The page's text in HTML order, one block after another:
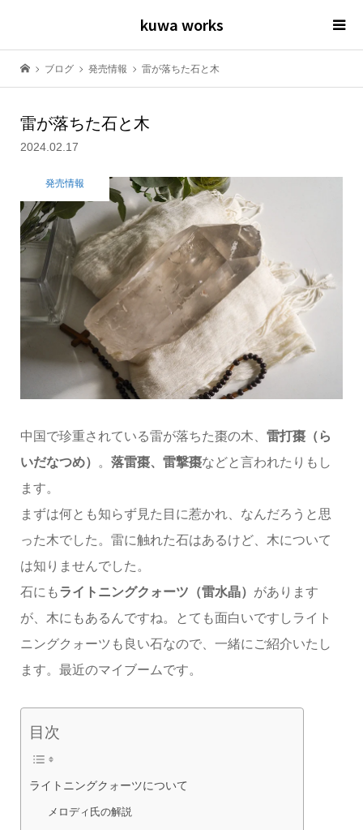
kuwa works
ブログ 発売情報 雷が落ちた石と木
雷が落ちた石と木
2024.02.17
発売情報
中国で珍重されている雷が落ちた棗の木、 雷打棗（ら
いだなつめ）
。 落雷棗、雷撃棗などと言われたりもし
ます。
まずは何とも知らず見た目に惹かれ、なんだろうと思
った木でした。雷に触れた石はあるけど、木について
は知りませんでした。
石にもライトニングクォーツ（雷水晶） があります
が、木にもあるんですね。とても面白いですしライト
ニングクォーツも良い石なので、一緒にご紹介いたし
ます。最近のマイブームです。
目次
ライトニングクォーツについて
メロディ氏の解説